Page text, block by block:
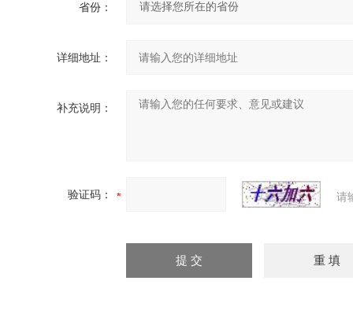
省份：
详细地址：
补充说明：
验证码： 请